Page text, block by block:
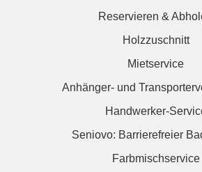
Reservieren &
Holzzuschnitt
Mietservice
Anhänger- und
Handwerker-
Seniovo: Barrierefreier
Farbmischservice